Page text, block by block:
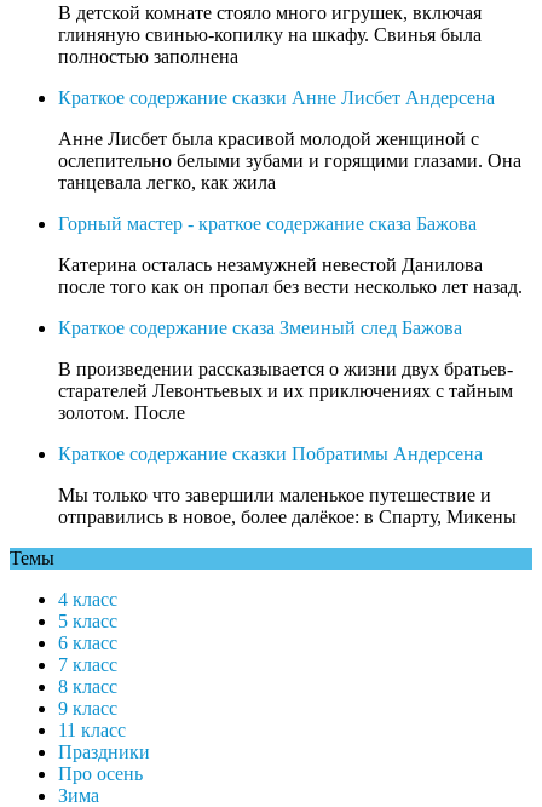
В детской комнате стояло много игрушек, включая
глиняную свинью-копилку на шкафу. Свинья была
полностью заполнена
Краткое содержание сказки Анне Лисбет Андерсена
Анне Лисбет была красивой молодой женщиной с
ослепительно белыми зубами и горящими глазами. Она
танцевала легко, как жила
Горный мастер - краткое содержание сказа Бажова
Катерина осталась незамужней невестой Данилова
после того как он пропал без вести несколько лет назад.
Краткое содержание сказа Змеиный след Бажова
В произведении рассказывается о жизни двух братьев-
старателей Левонтьевых и их приключениях с тайным
золотом. После
Краткое содержание сказки Побратимы Андерсена
Мы только что завершили маленькое путешествие и
отправились в новое, более далёкое: в Спарту, Микены
Темы
4 класс
5 класс
6 класс
7 класс
8 класс
9 класс
11 класс
Праздники
Про осень
Зима